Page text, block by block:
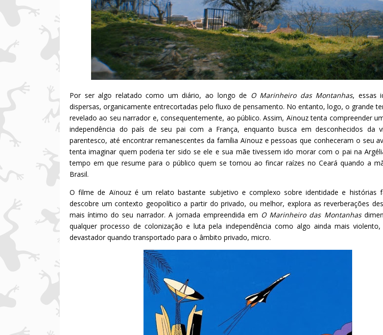
Por ser algo relatado como um diário, ao longo de O Marinheiro das Montanhas, essas
dispersas, organicamente entrecortadas pelo fluxo de pensamento. No entanto, logo, o grande
revelado ao seu narrador e, consequentemente, ao público. Assim, Aïnouz tenta compreender
independência do país de seu pai com a França, enquanto busca em desconhecidos da
parentesco, até encontrar remanescentes da família Aïnouz e pessoas que conheceram o seu
tenta imaginar quem poderia ter sido se ele e sua mãe tivessem ido morar com o pai na
tempo em que resume para o público quem se tornou ao fincar raízes no Ceará quando a
Brasil.
O filme de Aïnouz é um relato bastante subjetivo e complexo sobre identidade e histórias
descobre um contexto geopolítico a partir do privado, ou melhor, explora as reverberações
mais íntimo do seu narrador. A jornada empreendida em O Marinheiro das Montanhas
qualquer processo de colonização e luta pela independência como algo ainda mais
devastador quando transportado para o âmbito privado, micro.